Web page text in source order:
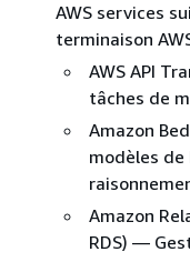
AWS services
terminaison
AWS API
tâches de
Amazon
modèles de
Amazon
RDS) —